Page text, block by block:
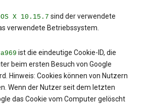
X 10.15.7 sind der verwendete
verwendete Betriebssystem.
ist die eindeutige Cookie-ID, die
beim ersten Besuch von Google
Hinweis: Cookies können von Nutzern
Wenn der Nutzer seit dem letzten
das Cookie vom Computer gelöscht